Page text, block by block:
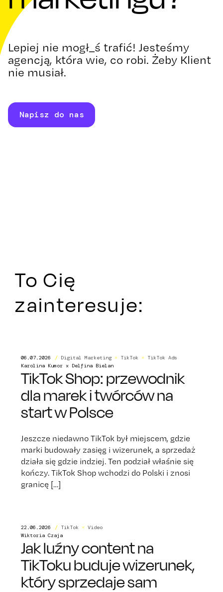
Lepiej nie mogł_ś trafić! Jesteśmy
agencją, która wie, co robi. Żeby Klient
nie musiał.
Napisz do nas
To Cię
zainteresuje:
06.07.2026 / Digital Marketing× TikTok ×
TikTok Ads
Karolina Kumor x Delfina Bielan
TikTok Shop: przewodnik
dla marek i twórców na
start w Polsce
Jeszcze niedawno TikTok był miejscem, gdzie
marki budowały zasięg i wizerunek, a sprzedaż
działa się gdzie indziej. Ten podział właśnie się
kończy. TikTok Shop wchodzi do Polski i znosi
granicę […]
22.06.2026 / TikTok × Video
Wiktoria Czaja
Jak luźny content na
TikToku buduje wizerunek,
który sprzedaje sam